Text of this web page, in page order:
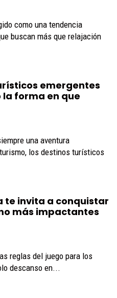
como una tendencia
buscan más que relajación
emergentes
forma en que
una aventura
los destinos turísticos
te invita a conquistar
más impactantes
reglas del juego para los
descanso en...